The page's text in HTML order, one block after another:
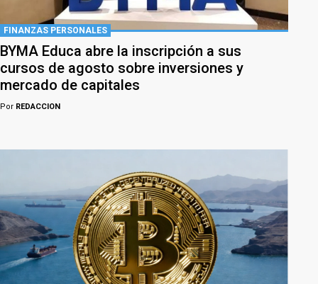
FINANZAS PERSONALES
BYMA Educa abre la inscripción a sus
cursos de agosto sobre inversiones y
mercado de capitales
Por REDACCION